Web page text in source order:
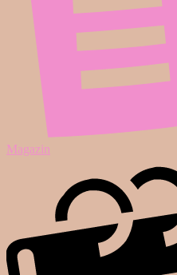
Magazin